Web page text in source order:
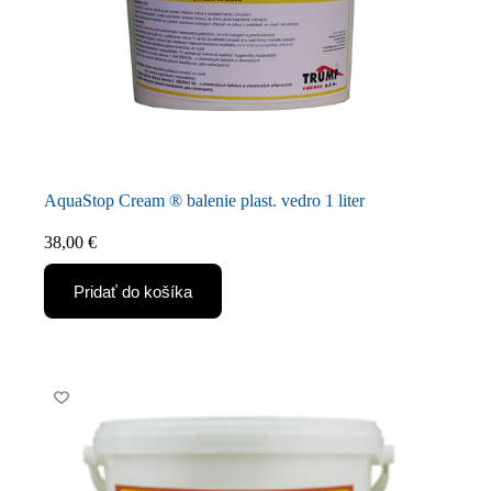
AquaStop Cream ® balenie plast. vedro 1 liter
38,00 €
Pridať do košíka